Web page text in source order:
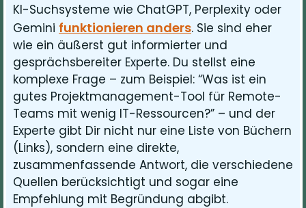
KI-Suchsysteme wie ChatGPT, Perplexity oder
Gemini funktionieren anders. Sie sind eher
wie ein äußerst gut informierter und
gesprächsbereiter Experte. Du stellst eine
komplexe Frage – zum Beispiel: “Was ist ein
gutes Projektmanagement-Tool für Remote-
Teams mit wenig IT-Ressourcen?” – und der
Experte gibt Dir nicht nur eine Liste von Büchern
(Links), sondern eine direkte,
zusammenfassende Antwort, die verschiedene
Quellen berücksichtigt und sogar eine
Empfehlung mit Begründung abgibt.